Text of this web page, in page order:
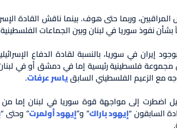
وربما حتى هوف. بينما ناقش القادة
نفوذ سوريا في لبنان وبين الجماعات
في سوريا، بالنسبة لقادة الدفاع
فلسطينية رئيسية إما في دمشق أو في
مع الزعيم الفلسطيني السابقياسر عرفات.
اضطرت إلى مواجهة قوة سوريا في لبنان إما من
السابقون “إيهود باراك” و”إيهود أولمرت” وحتى “